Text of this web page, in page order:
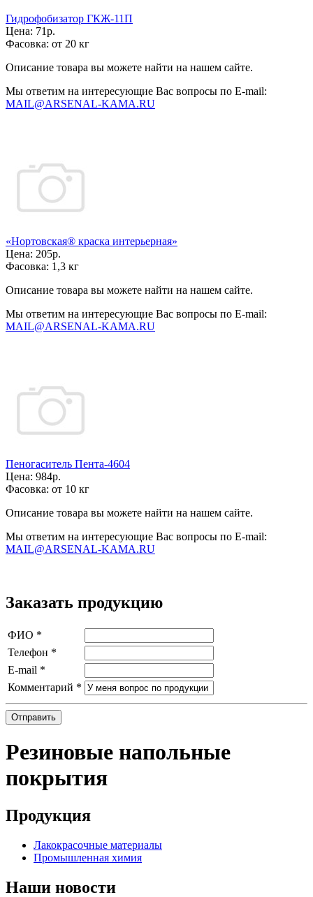
Гидрофобизатор ГКЖ-11П
Цена: 71р.
Фасовка: от 20 кг
Описание товара вы можете найти на нашем сайте.
Мы ответим на интересующие Вас вопросы по E-mail:
MAIL@ARSENAL-KAMA.RU
«Нортовская® краска интерьерная»
Цена: 205р.
Фасовка: 1,3 кг
Описание товара вы можете найти на нашем сайте.
Мы ответим на интересующие Вас вопросы по E-mail:
MAIL@ARSENAL-KAMA.RU
Пеногаситель Пента-4604
Цена: 984р.
Фасовка: от 10 кг
Описание товара вы можете найти на нашем сайте.
Мы ответим на интересующие Вас вопросы по E-mail:
MAIL@ARSENAL-KAMA.RU
Заказать продукцию
ФИО *
Телефон *
E-mail *
Комментарий *
Отправить
Резиновые напольные
покрытия
Продукция
Лакокрасочные материалы
Промышленная химия
Наши новости